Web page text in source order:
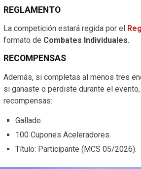
REGLAMENTO
La competición estará regida por el
formato de Combates Individuales.
RECOMPENSAS
Además, si completas al menos tres
si ganaste o perdiste durante el
recompensas:
Gallade.
100 Cupones Aceleradores.
Título: Participante (MCS 05/2026).